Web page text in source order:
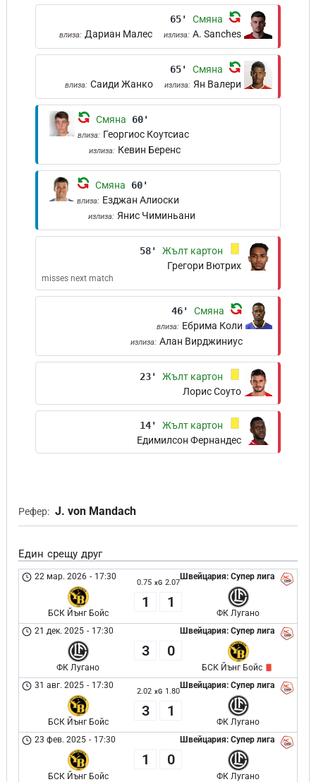
65' Смяна
влиза: Дариан Малес излиза: A. Sanches
65' Смяна
влиза: Саиди Жанко излиза: Ян Валери
Смяна 60'
влиза: Георгиос Коутсиас
излиза: Кевин Беренс
Смяна 60'
влиза: Езджан Алиоски
излиза: Янис Чиминьани
58'
Жълт картон
Грегори Вютрих
misses next match
46' Смяна
влиза: Ебрима Коли
излиза: Алан Вирджиниус
23'
Жълт картон
Лорис Соуто
14'
Жълт картон
Едимилсон Фернандес
Рефер: J. von Mandach
Един срещу друг
Швейцария: Супер лига
22 мар. 2026 - 17:30
БСК Йънг Бойс
0.75 xG 2.07
1 1
ФК Лугано
Швейцария: Супер лига
21 дек. 2025 - 17:30
ФК Лугано
3 0
БСК Йънг Бойс
Швейцария: Супер лига
31 авг. 2025 - 17:30
БСК Йънг Бойс
2.02 xG 1.80
3 1
ФК Лугано
Швейцария: Супер лига
23 фев. 2025 - 17:30
БСК Йънг Бойс
1 0
ФК Лугано